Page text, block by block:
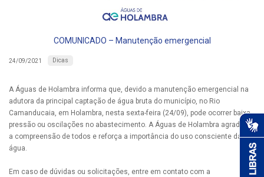
COMUNICADO – Manutenção emergencial
24/09/2021 Dicas
A Águas de Holambra informa que, devido a manutenção emergencial na
adutora da principal captação de água bruta do município, no Rio
Camanducaia, em Holambra, nesta sexta-feira (24/09), pode ocorrer baixa
pressão ou oscilações no abastecimento. A Águas de Holambra agradece
a compreensão de todos e reforça a importância do uso consciente da
água.
Em caso de dúvidas ou solicitações, entre em contato com a